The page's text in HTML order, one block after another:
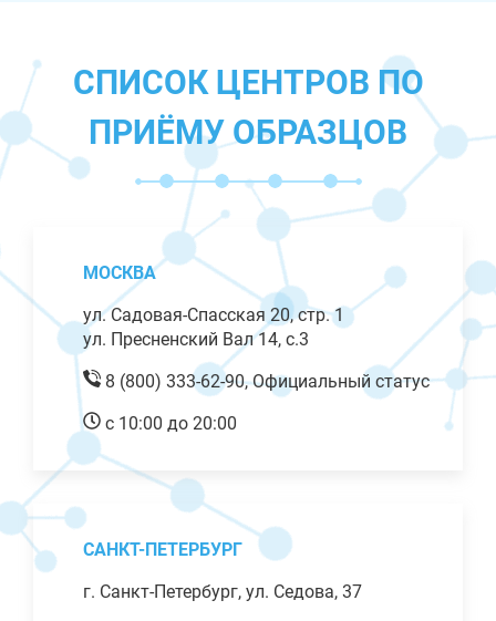
СПИСОК ЦЕНТРОВ ПО
ПРИЁМУ ОБРАЗЦОВ
МОСКВА
ул. Садовая-Спасская 20, стр. 1
ул. Пресненский Вал 14, с.3
8 (800) 333-62-90, Официальный статус
с 10:00 до 20:00
САНКТ-ПЕТЕРБУРГ
г. Санкт-Петербург, ул. Седова, 37